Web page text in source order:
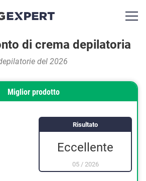
di crema depilatoria
del 2026
Miglior prodotto
Risultato
Eccellente
05/ 2026